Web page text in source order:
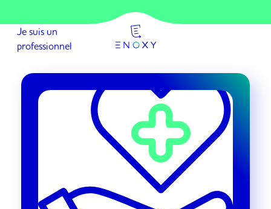
au
contenuJe suis un
professionnel